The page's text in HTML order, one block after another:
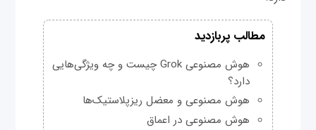
مطالب پربازدید
هوش مصنوعی Grok چیست و چه ویژگی‌هایی
دارد؟
هوش مصنوعی و معضل ریزپلاستیک‌ها
هوش مصنوعی در اعماق